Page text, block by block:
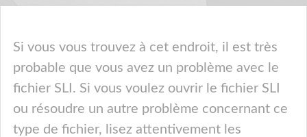
Si vous vous trouvez à cet endroit, il est très
probable que vous avez un problème avec le
fichier SLI. Si vous voulez ouvrir le fichier SLI
ou résoudre un autre problème concernant ce
type de fichier, lisez attentivement les